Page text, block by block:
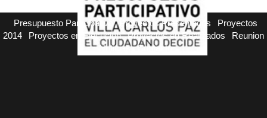
Presupuesto Participativo Proyectos Presentados
Proyectos
2014
Proyectos en Ejecucion Proyectos en Realizados
Reunion
Noticias
Contacto